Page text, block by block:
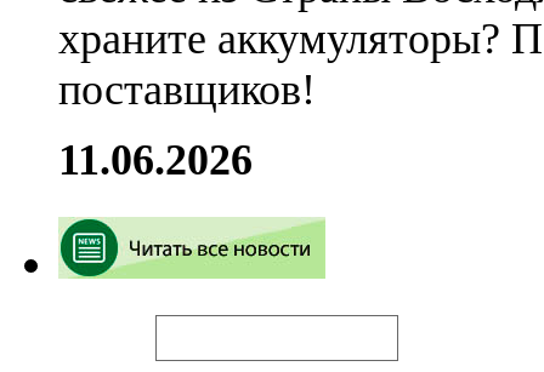
храните аккумуляторы?
поставщиков!
11.06.2026